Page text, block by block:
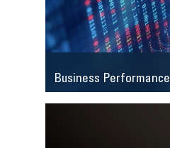
Business Performance